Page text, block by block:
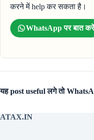
करने में help कर सकता है।
WhatsApp पर बात करें
यह post useful लगे तो
ATAX.IN